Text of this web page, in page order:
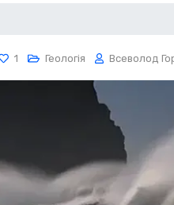
1 Геологія Всеволод